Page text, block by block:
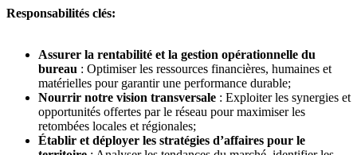
Responsabilités clés:
Assurer la rentabilité et la gestion opérationnelle du
bureau : Optimiser les ressources financières, humaines et
matérielles pour garantir une performance durable;
Nourrir notre vision transversale : Exploiter les synergies et
opportunités offertes par le réseau pour maximiser les
retombées locales et régionales;
Établir et déployer les stratégies d’affaires pour le